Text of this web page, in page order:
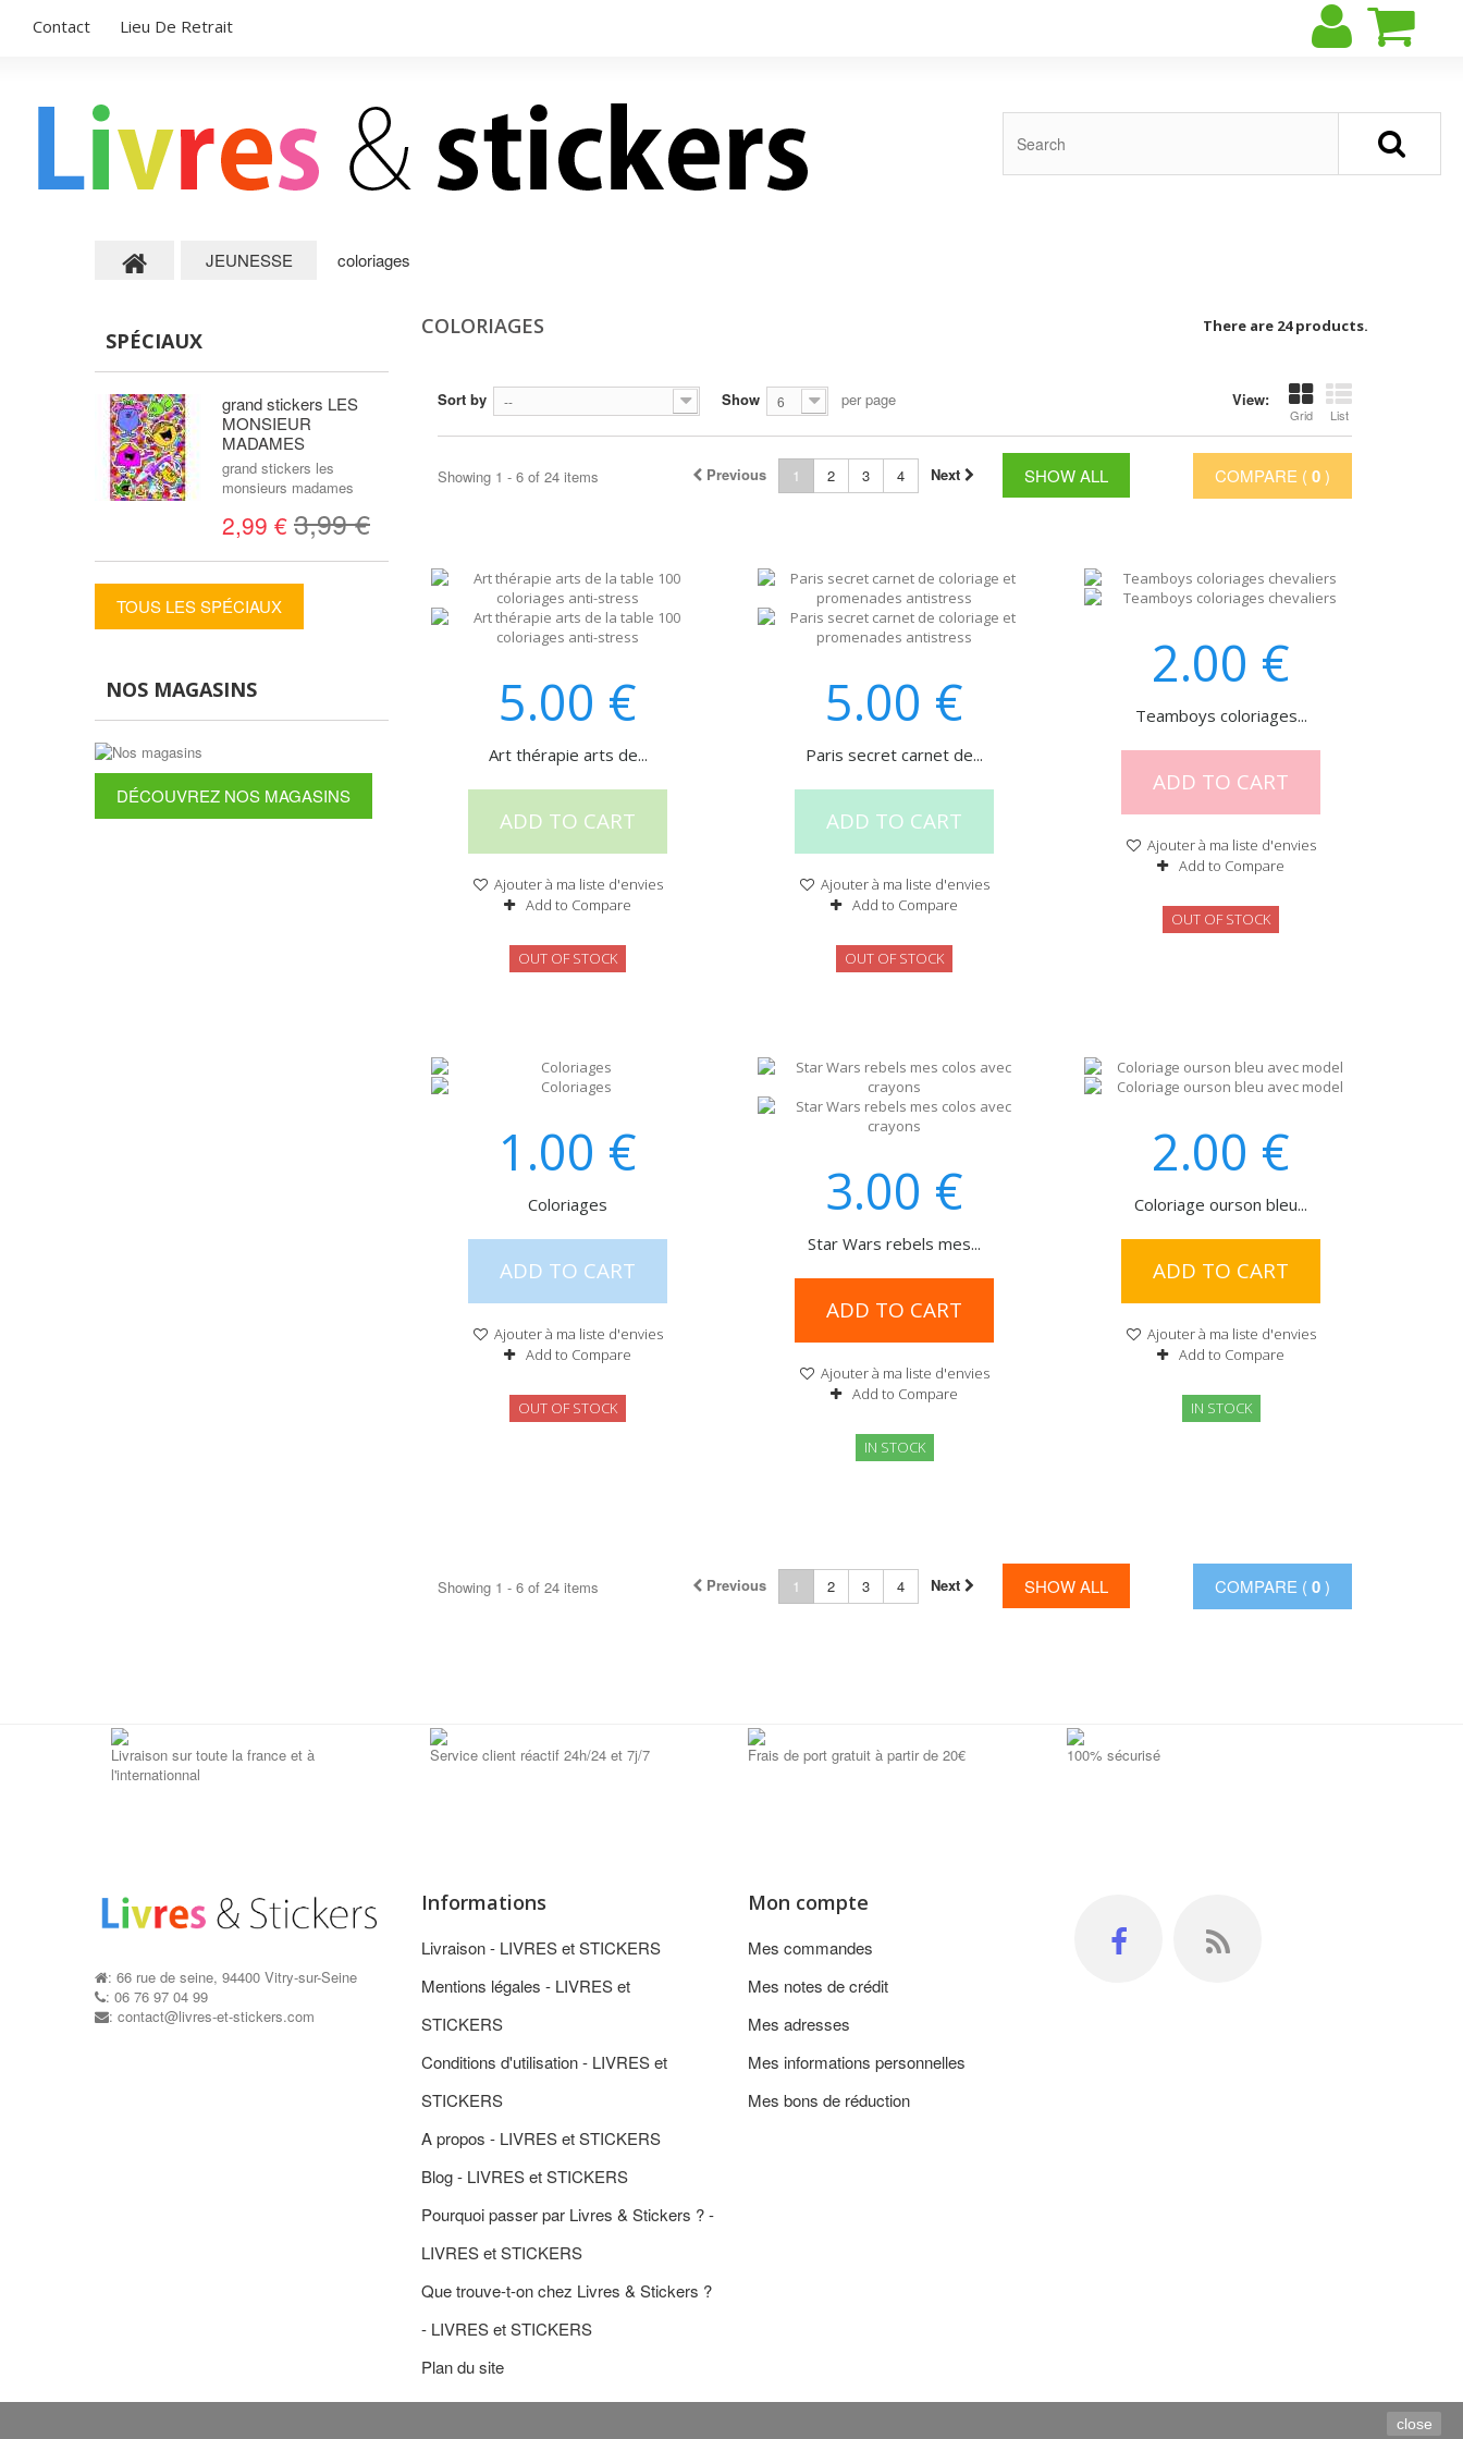
Contact Lieu De Retrait
JEUNESSE coloriages
COLORIAGES There are 24 products.
View:
Grid List
Sort by -- Show 6 per page
COMPARE ( 0)
SHOW ALL
Previous 1 2 3 4 Next
Showing 1 - 6 of 24 items
5.00 €
Art thérapie arts de...
ADD TO CART
Ajouter à ma liste d'envies
Add to Compare
OUT OF STOCK
5.00 €
Paris secret carnet de...
ADD TO CART
Ajouter à ma liste d'envies
Add to Compare
OUT OF STOCK
2.00 €
Teamboys coloriages...
ADD TO CART
Ajouter à ma liste d'envies
Add to Compare
OUT OF STOCK
1.00 €
Coloriages
ADD TO CART
Ajouter à ma liste d'envies
Add to Compare
OUT OF STOCK
3.00 €
Star Wars rebels mes...
ADD TO CART
Ajouter à ma liste d'envies
Add to Compare
IN STOCK
2.00 €
Coloriage ourson bleu...
ADD TO CART
Ajouter à ma liste d'envies
Add to Compare
IN STOCK
COMPARE ( 0)
SHOW ALL
Previous 1 2 3 4 Next
Showing 1 - 6 of 24 items
SPÉCIAUX
grand stickers LES
MONSIEUR
MADAMES
grand stickers les
monsieurs madames
2,99 € 3,99 €
TOUS LES SPÉCIAUX
NOS MAGASINS
DÉCOUVREZ NOS MAGASINS
Livraison sur toute la france et à
l'internationnal
Service client réactif 24h/24 et 7j/7 Frais de port gratuit à partir de 20€ 100% sécurisé
: 66 rue de seine, 94400 Vitry-sur-Seine
: 06 76 97 04 99
: contact@livres-et-stickers.com
Informations
Livraison - LIVRES et STICKERS
Mentions légales - LIVRES et
STICKERS
Conditions d'utilisation - LIVRES et
STICKERS
A propos - LIVRES et STICKERS
Blog - LIVRES et STICKERS
Pourquoi passer par Livres & Stickers ? -
LIVRES et STICKERS
Que trouve-t-on chez Livres & Stickers ?
- LIVRES et STICKERS
Plan du site
Mon compte
Mes commandes
Mes notes de crédit
Mes adresses
Mes informations personnelles
Mes bons de réduction
close